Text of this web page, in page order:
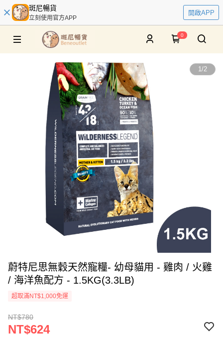
斑尼暢貨
立刻使用官方APP
開啟APP
0
1/2
蔚特尼思無穀天然寵糧- 幼母貓用 - 雞肉 / 火雞
/ 海洋魚配方 - 1.5KG(3.3LB)
超取滿NT$1,000免運
NT$780
NT$624